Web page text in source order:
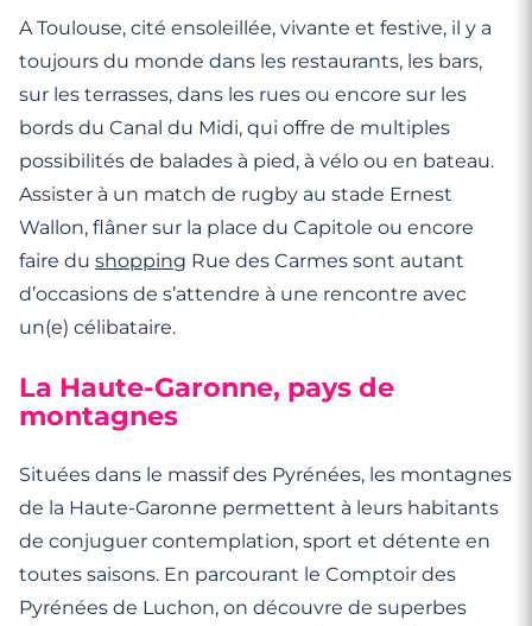
A Toulouse, cité ensoleillée, vivante et festive, il y a
toujours du monde dans les restaurants, les bars,
sur les terrasses, dans les rues ou encore sur les
bords du Canal du Midi, qui offre de multiples
possibilités de balades à pied, à vélo ou en bateau.
Assister à un match de rugby au stade Ernest
Wallon, flâner sur la place du Capitole ou encore
faire du shopping Rue des Carmes sont autant
d’occasions de s’attendre à une rencontre avec
un(e) célibataire.
La Haute-Garonne, pays de
montagnes
Situées dans le massif des Pyrénées, les montagnes
de la Haute-Garonne permettent à leurs habitants
de conjuguer contemplation, sport et détente en
toutes saisons. En parcourant le Comptoir des
Pyrénées de Luchon, on découvre de superbes